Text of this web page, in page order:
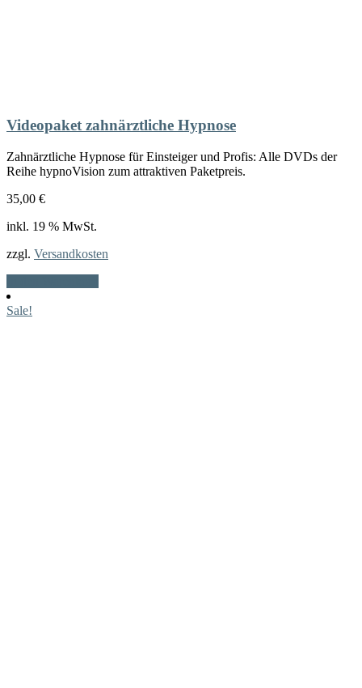
Videopaket zahnärztliche Hypnose
Zahnärztliche Hypnose für Einsteiger und Profis: Alle DVDs der
Reihe hypnoVision zum attraktiven Paketpreis.
35,00 €
inkl. 19 % MwSt.
zzgl. Versandkosten
Sale!